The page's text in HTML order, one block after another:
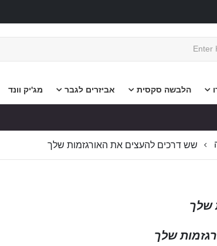
הלבשה סקסית אביזרים לגבר מג'יק וונד
שש דרכים להעצים את האורגזמות שלך
שלך
שלך